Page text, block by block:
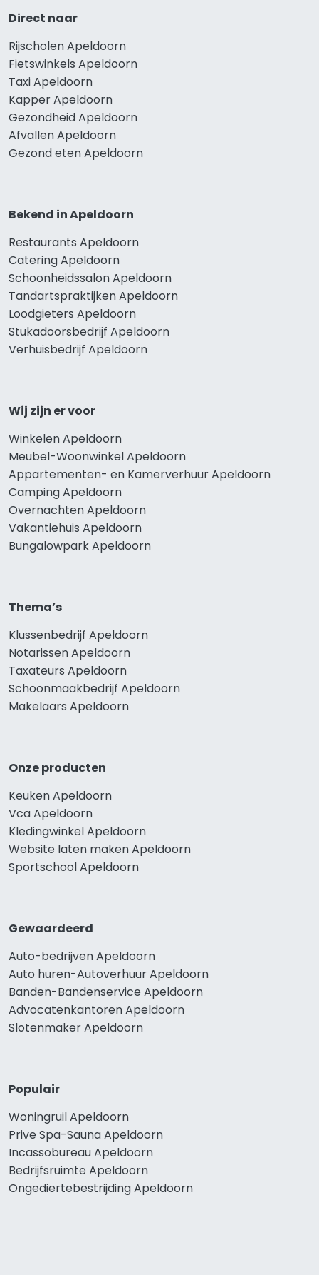
Direct naar
Rijscholen Apeldoorn
Fietswinkels Apeldoorn
Taxi Apeldoorn
Kapper Apeldoorn
Gezondheid Apeldoorn
Afvallen Apeldoorn
Gezond eten Apeldoorn
Bekend in Apeldoorn
Restaurants Apeldoorn
Catering Apeldoorn
Schoonheidssalon Apeldoorn
Tandartspraktijken Apeldoorn
Loodgieters Apeldoorn
Stukadoorsbedrijf Apeldoorn
Verhuisbedrijf Apeldoorn
Wij zijn er voor
Winkelen Apeldoorn
Meubel-Woonwinkel Apeldoorn
Appartementen- en Kamerverhuur Apeldoorn
Camping Apeldoorn
Overnachten Apeldoorn
Vakantiehuis Apeldoorn
Bungalowpark Apeldoorn
Thema’s
Klussenbedrijf Apeldoorn
Notarissen Apeldoorn
Taxateurs Apeldoorn
Schoonmaakbedrijf Apeldoorn
Makelaars Apeldoorn
Onze producten
Keuken Apeldoorn
Vca Apeldoorn
Kledingwinkel Apeldoorn
Website laten maken Apeldoorn
Sportschool Apeldoorn
Gewaardeerd
Auto-bedrijven Apeldoorn
Auto huren-Autoverhuur Apeldoorn
Banden-Bandenservice Apeldoorn
Advocatenkantoren Apeldoorn
Slotenmaker Apeldoorn
Populair
Woningruil Apeldoorn
Prive Spa-Sauna Apeldoorn
Incassobureau Apeldoorn
Bedrijfsruimte Apeldoorn
Ongediertebestrijding Apeldoorn